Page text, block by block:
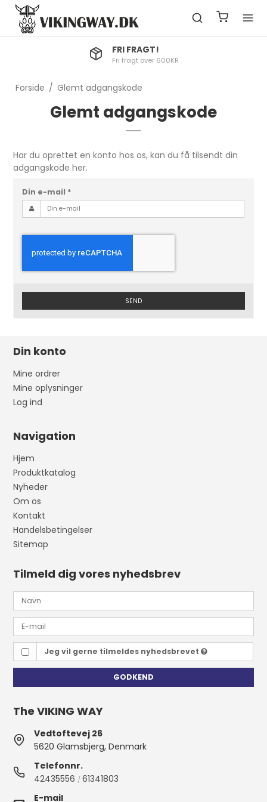
FRI FRAGT!
Fri fragt over 600KR
Forside / Glemt adgangskode
Glemt adgangskode
Har du oprettet en konto hos os, kan du få tilsendt din
adgangskode her.
Din e-mail *
SEND
Din konto
Mine ordrer
Mine oplysninger
Log ind
Navigation
Hjem
Produktkatalog
Nyheder
Om os
Kontakt
Handelsbetingelser
Sitemap
Tilmeld dig vores nyhedsbrev
Jeg vil gerne tilmeldes nyhedsbrevet
GODKEND
The VIKING WAY
Vedtoftevej 26
5620 Glamsbjerg, Denmark
Telefonnr.
42435556 /61341803
E-mail